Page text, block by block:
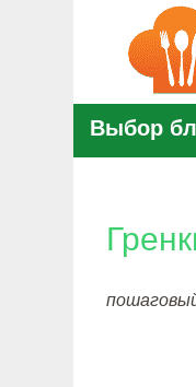
Выбор